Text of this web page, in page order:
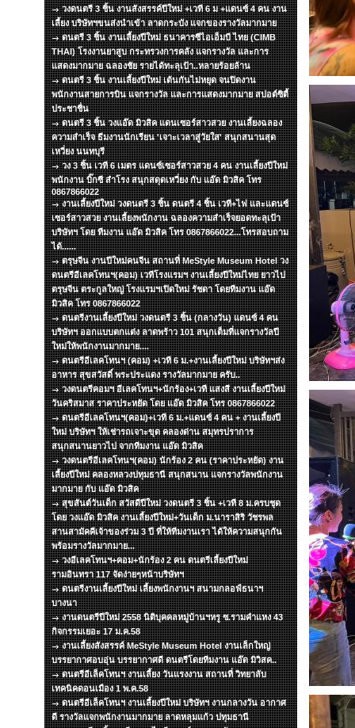
วงดนตรี 3 ชิ้น งานสังสรรค์ปีใหม่ +เวที 6 ม +แดนซ์ 4 คน งาน
เลี้ยง บริษัทฯขนส่งนำเข้า ลาดกระบัง แจกของรางวัลมากมาย
ดนตรี 3 ชิ้น งานเลี้ยงปีใหม่ ธนาคารซีไอเอ็มบี ไทย (CIMB
THAI) โรงงานยาสูบ กระทรวงการคลัง แจกรางวัล และการ
แสดงมากมาย ฉลองชัย รายได้ทะลุเป้า..หลายร้อยล้าน
ดนตรี 3 ชิ้น งานเลี้ยงปีใหม่ เต้นกันไม่หยุด จนปิดงาน
พนักงานสายการบิน แจกรางวัล และการแสดงมากมาย สปอต์ซิตื้
ประชาชื่น
ดนตรี 3 ชิ้น วงแอ๊ด มิวสิค แดนเซอร์สาวสวย งานเลี้ยงฉลอง
ความสำเร็จ ธีมงานนักเรียน 'เจาะเวลาสู่วัยใส' สนุกสนานสุด
เหวี่ยง นนทบุรี
วง 3 ชิ้น เวที 6 เมตร แดนซ์เซอร์สาวสวย 4 คน งานเลี้ยงปีใหม่
พนักงาน บิ๊กซี สำโรง สนุกสดุดเหวี่ยง กับ แอ๊ด มิวสิค โทร
0867866022
งานเลี้ยงปีใหม่ วงดนตรี 3 ชิ้น ดนตรี 4 ชิ้น เวที+ไฟ และแดนซ์
เซอร์สาวสวย งานเลี้ยงพนักงาน ฉลองความสำเร็จยอดทะลุเป้า
บริษัทฯ โดย ทีมงาน แอ๊ด มิวสิค โทร 0867866022...โทรสอบถาม
ได้......
ตรุษจีน งานปีใหม่คนจีน สถานที่ MeStyle Museum Hotel วง
ดนตรีอีเลคโทนฯ(คอม) เวทีโรงแรมฯ งานเลี้ยงปีใหม่ไทย ยาวไป
ตรุษจีน ตระกูลใหญ่ โรงแรมฯเปิดใหม่ รัชดา โดยทีมงาน แอ๊ด
มิวสิค โทร 0867866022
ดนตรีงานเลี้ยงปีใหม่ วงดนตรี 3 ชิ้น (กลางวัน) แดนซ์ 4 คน
บริษัทฯ ออกแบบตกแต่ง ลาดพร้าว 101 สนุกเต็มที่แจกรางวัลปี
ใหม่ให้พนักงานมากมาย....
ดนตรีอีเลคโทนฯ (คอม) +เวที 6 ม.+งานเลี้ยงปีใหม่ บริษัทฯส่ง
อาหาร สุขสวัสดิ์ พระประแดง รางวัลมากมาย ครับ..
วงดนตรีคอมฯ อีเลคโทนฯ+นักร้อง+เวที แสงสี งานเลี้ยงปีใหม่
วันคริสมาส ราคาประหยัด โดย แอ๊ด มิวสิค โทร 0867866022
ดนตรีอีเลคโทนฯ(คอม)+เวที 6 ม.+แดนซ์ 4 คน + งานเลี้ยงปี
ใหม่ บริษัทฯ ให้เช่ารถเจาะขุด คลองด่าน สมุทรปราการ
สนุกสนานยาวไป จากทีมงาน แอ๊ด มิวสิค
วงดนตรีอีเลคโทนฯ(คอม) นักร้อง 2 คน (ราคาประหยัด) งาน
เลี้ยงปีใหม่ คลองหลวงปทุมธานี สนุกสนาน แจกรางวัลพนักงาน
มากมาย กับ แอ๊ด มิวสิค
สุขสันต์วันเด็ก สวัสดีปีใหม่ วงดนตรี 3 ชิ้น +เวที 8 ม.ครบชุด
โดย วงแอ๊ด มิวสิค งานเลี้ยงปีใหม่+วันเด็ก ม.นาราสิริ วัชรพล
สานสามัคคีเจ้าของร่วม 3 ปี ที่ให้ทีมงานเรา ได้ให้ความสนุกกัน
พร้อมรางวัลมากมาย...
วงอีเลคโทนฯ+คอม+นักร้อง 2 คน ดนตรีเลี้ยงปีใหม่
รามอินทรา 117 จัดง่ายๆหน้าบริษัทฯ
ดนตรีงานเลี้ยงปีใหม่ เลี้ยงพนักงานฯ สนามกลอฟ์ธนาฯ
บางนา
งานดนตรีปีใหม่ 2558 นิติบุคคลหมู่บ้านฯหรู ซ.รามคำแหง 43
กิจกรรมเยอะ 17 ม.ค.58
งานเลี้ยงสังสรรค์ MeStyle Museum Hotel งานเล็กใหญ่
บรรยากาศอบอุ่น บรรยากาศดี ดนตรีโดยทีมงาน แอ๊ด มิวิสค..
ดนตรีอีเล็คโทนฯ งานเลี้ยง วันแรงงาน สถานที่ วิทยาลับ
เทคนิคดอนเมือง 1 พ.ค.58
ดนตรีอีเล็คโทนฯ งานเลี้ยงปีใหม่ บริษัทฯ งานกลางวัน อากาศ
ดี รางวัลแจกพนักงานมากมาย ลาดหลุมแก้ว ปทุมธานี